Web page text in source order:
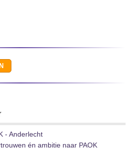
- Anderlecht
én ambitie naar PAOK